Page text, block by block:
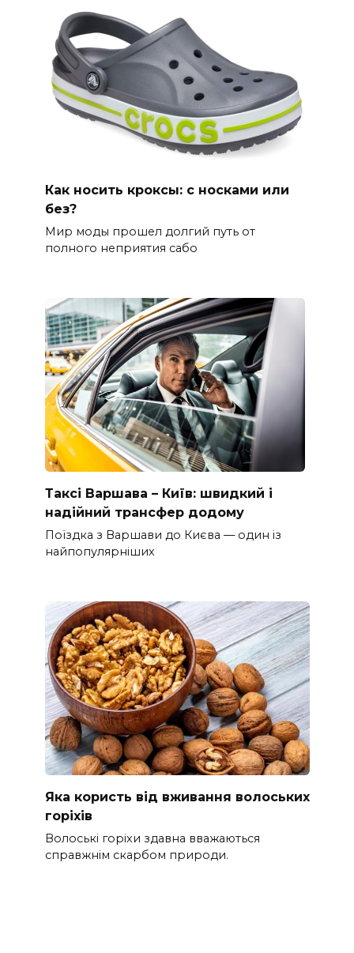
Как носить кроксы: с носками или
без?
Мир моды прошел долгий путь от
полного неприятия сабо
Таксі Варшава – Київ: швидкий і
надійний трансфер додому
Поїздка з Варшави до Києва — один із
найпопулярніших
Яка користь від вживання волоських
горіхів
Волоські горіхи здавна вважаються
справжнім скарбом природи.